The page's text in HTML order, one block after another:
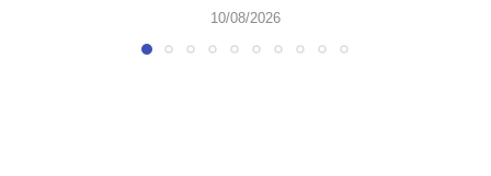
10/08/2026